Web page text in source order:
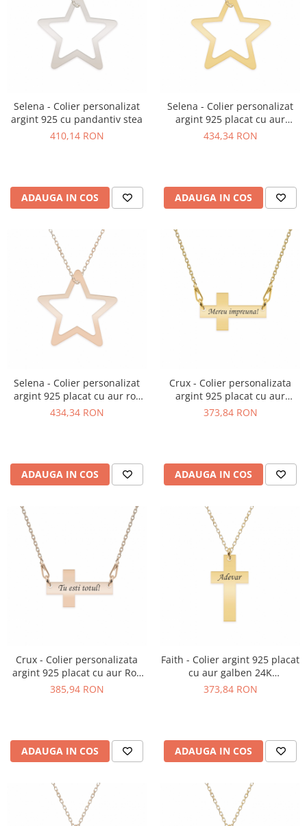
Selena - Colier personalizat
argint 925 cu pandantiv stea
410,14 RON
ADAUGA IN COS
Selena - Colier personalizat
argint 925 placat cu aur
galben 24K cu pandantiv stea
434,34 RON
ADAUGA IN COS
Selena - Colier personalizat
argint 925 placat cu aur roz
cu pandantiv stea
434,34 RON
ADAUGA IN COS
Crux - Colier personalizata
argint 925 placat cu aur
galben 24K cruce cu text
373,84 RON
ADAUGA IN COS
Crux - Colier personalizata
argint 925 placat cu aur Roz
cruce cu text
385,94 RON
ADAUGA IN COS
Faith - Colier argint 925 placat
cu aur galben 24K
personalizat cu text - cruce
373,84 RON
ADAUGA IN COS